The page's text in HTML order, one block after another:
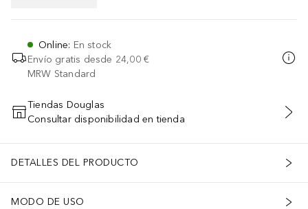
Online: En stock
Envío gratis desde 24,00 €
MRW Standard
AÑADIR AL CARRITO
Tiendas Douglas
Consultar disponibilidad en tienda
DETALLES DEL PRODUCTO
MODO DE USO